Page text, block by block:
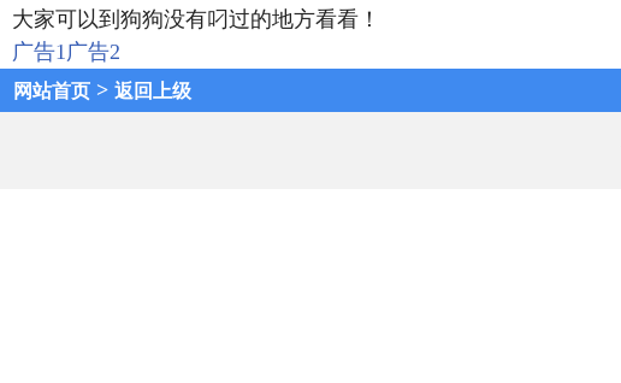
大家可以到狗狗没有叼过的地方看看！
广告1广告2
网站首页 > 返回上级